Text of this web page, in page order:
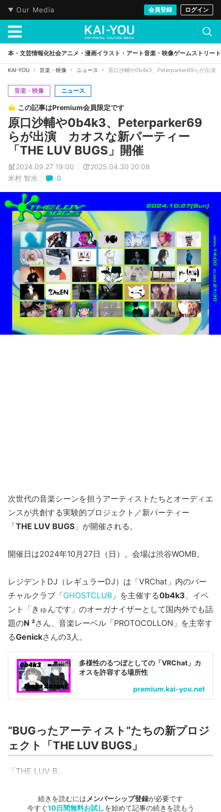
Our Media 会員登録 ログイン
本・文芸情報化社会アニメ・漫画イラスト・アート音楽・映像ゲームストリート
KAI-YOU 音楽・映像 ニュース 原口沙輔や0b4k3、Peterparker69らが出演
音楽・映像 ニュース
この記事はPremium会員限定です
原口沙輔や0b4k3、Peterparker69
らが出演 カオスな新パーティー
「THE LUV BUGS」開催
2024.09.27 19:00
2025.04.30 20:08
米村 智水
0
次世代の音楽シーンを担うアーティストたちとオーディエ
ンスが共創する実験的プロジェクト／新パーティー
「THE LUV BUGS 」が開催される。
開催日は2024年10月27日（日）。会場は渋谷WOMB。
レジデントDJ（レギュラーDJ）は「VRChat」内のバー
チャルクラブ「GHOSTCLUB 」を主催する0b4k3、イベ
ント「きゅんです」のオーガナイザーとして国内外でも話
題のN ²さん、音楽レーベル「PROTOCOLLON」を主宰す
るGenickさんの3人。
多様性のるつぼとしての「VRChat」カ
オスを許容する場所性
premium.kai-you.net
“BUGったアーティスト”たちの新プロジ
ェクト「THE LUV BUGS」
「THE LUV B...
続きを読むには メンバーシップ登録が必要です
今すぐ10日間無料お試しを始めて記事の続きを読もう